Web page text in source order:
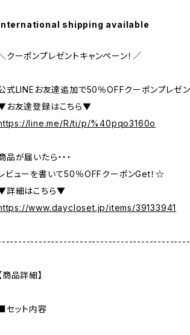
shipping available
クーポンプレゼントキャンペーン！／
式LINEお友達追加で50％OFFクーポンプレゼ
お友達登録はこちら▼
line.me/R/ti/p/%40pqo3160o
品が届いたら・・・
ビューを書いて50％OFFクーポンGet！☆
詳細はこちら▼
www.daycloset.jp/items/39133941
【商品詳細】
セット内容